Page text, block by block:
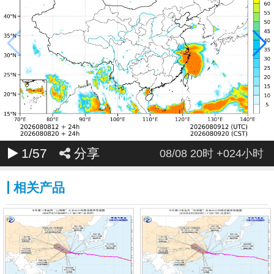
174 180 186 192 198 204 210
216 222 228 234 240 246 252 258
264 270 276 282 288 294 300
312 318 324 330 336 342 348 354
360
1/57 分享 08/08 20时 +024小时
相关产品